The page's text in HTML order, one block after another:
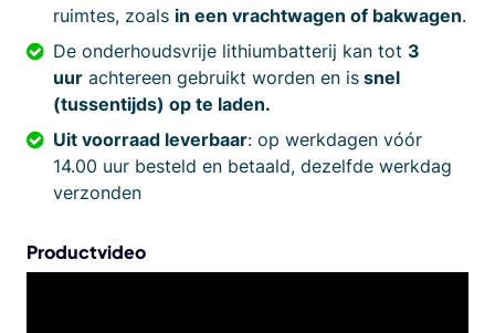
ruimtes, zoals in een vrachtwagen of bakwagen.
De onderhoudsvrije lithiumbatterij kan tot 3
uur achtereen gebruikt worden en is snel
(tussentijds) op te laden.
Uit voorraad leverbaar: op werkdagen vóór
14.00 uur besteld en betaald, dezelfde werkdag
verzonden
Productvideo